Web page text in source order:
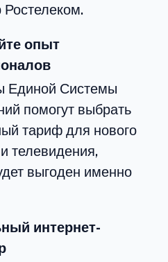
опыт
Единой Системы
помогут выбрать
тариф для нового
телевидения,
выгоден именно
интернет-